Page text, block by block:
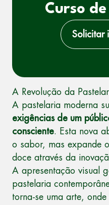
Curso
Solicitar
A Revolução da
A pastelaria moderna
exigências de um
consciente. Esta nova
o sabor, mas expande
doce através da
A apresentação visual
pastelaria
torna-se uma arte,